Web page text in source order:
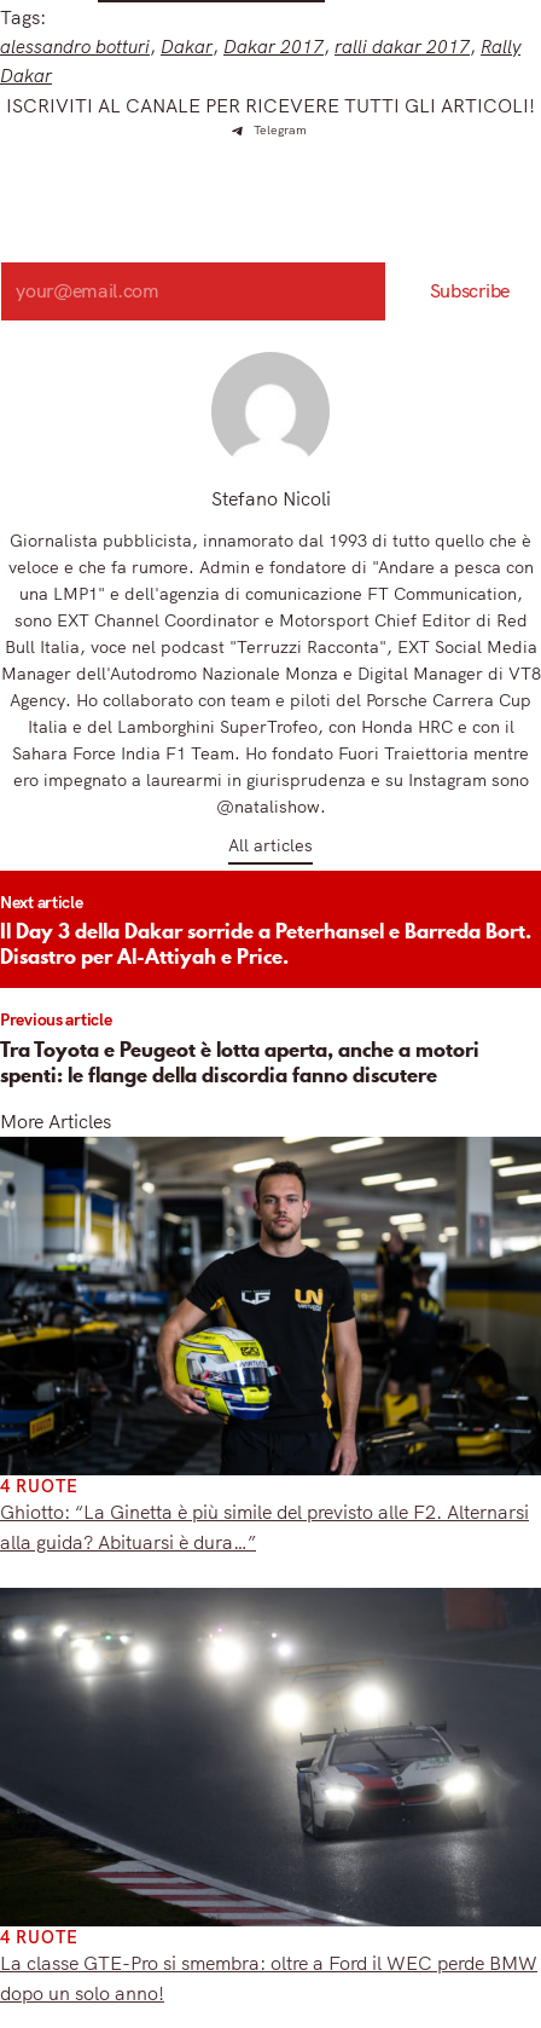
Tags:
alessandro botturi, Dakar, Dakar 2017, ralli dakar 2017, Rally
Dakar
ISCRIVITI AL CANALE PER RICEVERE TUTTI GLI ARTICOLI!
Telegram
Search
Subscribe
Stefano Nicoli
Giornalista pubblicista, innamorato dal 1993 di tutto quello che è
veloce e che fa rumore. Admin e fondatore di "Andare a pesca con
una LMP1" e dell'agenzia di comunicazione FT Communication,
sono EXT Channel Coordinator e Motorsport Chief Editor di Red
Bull Italia, voce nel podcast "Terruzzi Racconta", EXT Social Media
Manager dell'Autodromo Nazionale Monza e Digital Manager di VT8
Agency. Ho collaborato con team e piloti del Porsche Carrera Cup
Italia e del Lamborghini SuperTrofeo, con Honda HRC e con il
Sahara Force India F1 Team. Ho fondato Fuori Traiettoria mentre
ero impegnato a laurearmi in giurisprudenza e su Instagram sono
@natalishow.
All articles
Previous article
Tra Toyota e Peugeot è lotta aperta, anche a motori
spenti: le flange della discordia fanno discutere
Next article
Il Day 3 della Dakar sorride a Peterhansel e Barreda Bort.
Disastro per Al-Attiyah e Price.
More Articles
4 RUOTE
Ghiotto: “La Ginetta è più simile del previsto alle F2. Alternarsi
alla guida? Abituarsi è dura…”
4 RUOTE
La classe GTE-Pro si smembra: oltre a Ford il WEC perde BMW
dopo un solo anno!